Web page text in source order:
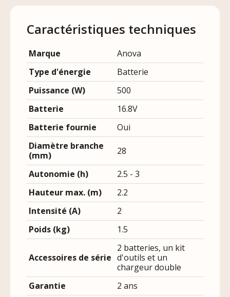
Caractéristiques techniques
Marque
Anova
Type d'énergie
Batterie
Puissance (W)
500
Batterie
16.8V
Batterie fournie
Oui
Diamètre branche
(mm)
28
Autonomie (h)
2.5 - 3
Hauteur max. (m)
2.2
Intensité (A)
2
Poids (kg)
1.5
Accessoires de série
2 batteries, un kit
d'outils et un
chargeur double
Garantie
2 ans